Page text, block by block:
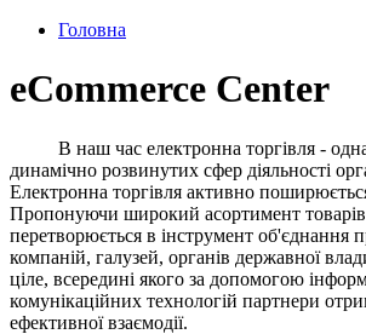
Головна
eCommerce Center
В наш час електронна торгівля - одна
динамічно розвинутих сфер діяльності
Електронна торгівля активно
Пропонуючи широкий асортимент товарів
перетворюється в інструмент об'єднання
компаній, галузей, органів державної
ціле, всередині якого за допомогою
комунікаційних технологій партнери
ефективної взаємодії.